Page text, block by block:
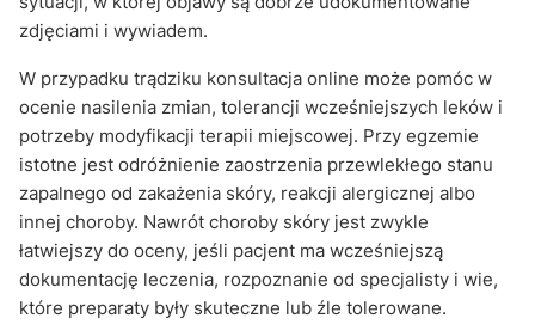
zdjęciami i wywiadem.
W przypadku trądziku konsultacja online może pomóc w
ocenie nasilenia zmian, tolerancji wcześniejszych leków i
potrzeby modyfikacji terapii miejscowej. Przy egzemie
istotne jest odróżnienie zaostrzenia przewlekłego stanu
zapalnego od zakażenia skóry, reakcji alergicznej albo
innej choroby. Nawrót choroby skóry jest zwykle
łatwiejszy do oceny, jeśli pacjent ma wcześniejszą
dokumentację leczenia, rozpoznanie od specjalisty i wie,
które preparaty były skuteczne lub źle tolerowane.